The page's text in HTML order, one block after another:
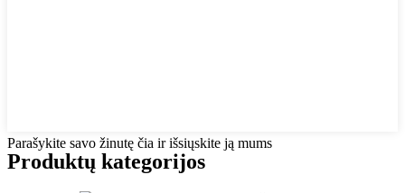
Parašykite savo žinutę čia ir išsiųskite ją mums
Produktų kategorijos